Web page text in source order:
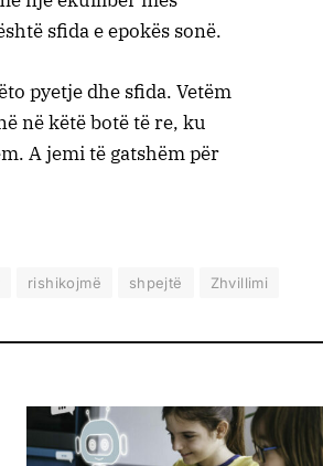
sfida e epokës sonë.
pyetje dhe sfida. Vetëm
në këtë botë të re, ku
A jemi të gatshëm për
rishikojmë shpejtë Zhvillimi